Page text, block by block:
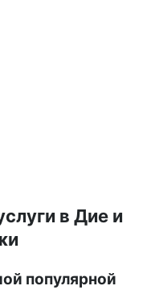
в Дие и
популярной